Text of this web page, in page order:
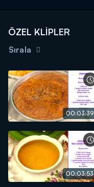
Bir tutam tuz
1 bağ taze soğan
1 bağ taze nane
Sunumu için;
Süzme yoğurt
ÖZEL KLİPLER
Sırala
00:03:39
00:03:53